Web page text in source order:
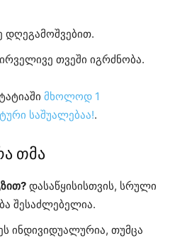
დღეგამოშვებით.
თვეში იგრძნობა.
მხოლოდ 1
საშუალებაა!.
თმა
დასაწყისისთვის, სრული
შესაძლებელია.
ინდივიდუალურია, თუმცა